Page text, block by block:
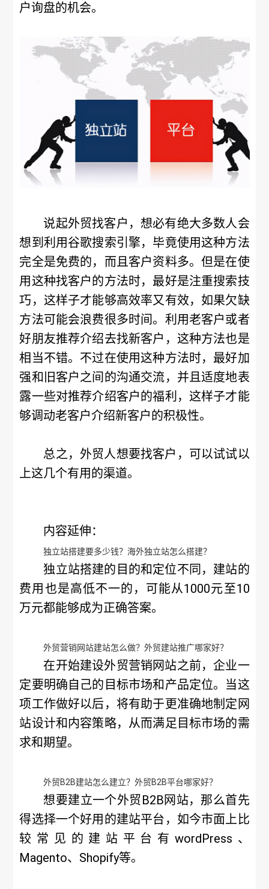
户询盘的机会。
说起外贸找客户，想必有绝大多数人会
想到利用谷歌搜索引擎，毕竟使用这种方法
完全是免费的，而且客户资料多。但是在使
用这种找客户的方法时，最好是注重搜索技
巧，这样子才能够高效率又有效，如果欠缺
方法可能会浪费很多时间。利用老客户或者
好朋友推荐介绍去找新客户，这种方法也是
相当不错。不过在使用这种方法时，最好加
强和旧客户之间的沟通交流，并且适度地表
露一些对推荐介绍客户的福利，这样子才能
够调动老客户介绍新客户的积极性。
总之，外贸人想要找客户，可以试试以
上这几个有用的渠道。
内容延伸：
独立站搭建要多少钱？海外独立站怎么搭建？
独立站搭建的目的和定位不同，建站的
费用也是高低不一的，可能从1000元至10
万元都能够成为正确答案。
外贸营销网站建站怎么做？外贸建站推广哪家好？
在开始建设外贸营销网站之前，企业一
定要明确自己的目标市场和产品定位。当这
项工作做好以后，将有助于更准确地制定网
站设计和内容策略，从而满足目标市场的需
求和期望。
外贸B2B建站怎么建立？外贸B2B平台哪家好？
想要建立一个外贸B2B网站，那么首先
得选择一个好用的建站平台，如今市面上比
较常见的建站平台有wordPress、
Magento、Shopify等。